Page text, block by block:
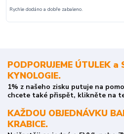
Rychle dodáno a dobře zabaleno.
PODPORUJEME ÚTULEK a
KYNOLOGIE.
1% z našeho zisku putuje na
chcete také přispět, klikněte na
KAŽDOU OBJEDNÁVKU
KRABICE.